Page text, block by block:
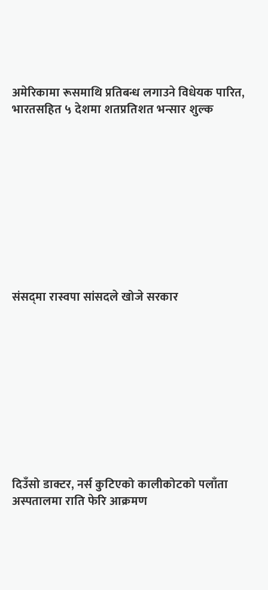
अमेरिकामा रूसमाथि प्रतिबन्ध लगाउने विधेयक पारित,
भारतसहित ५ देशमा शतप्रतिशत भन्सार शुल्क
संसद्‍मा रास्वपा सांसदले खोजे सरकार
दिउँसो डाक्टर, नर्स कुटिएको कालीकोटको पलाँता
अस्पतालमा राति फेरि आक्रमण